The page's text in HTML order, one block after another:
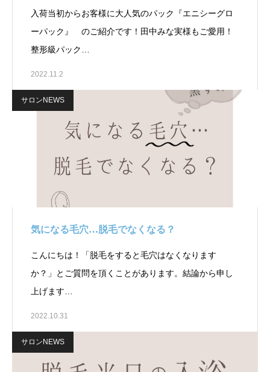
入荷当初からお客様に大人気のパック『エニシーグロ
ーパック』 のご紹介です！田中みな実様もご愛用！
整形級パック…
2022.11.2
サロンNEWS
気になる毛穴…脱毛でなくなる？
こんにちは！「脱毛をすると毛穴はなくなります
か？」とご質問を頂くことがあります。結論から申し
上げます…
2022.10.31
サロンNEWS